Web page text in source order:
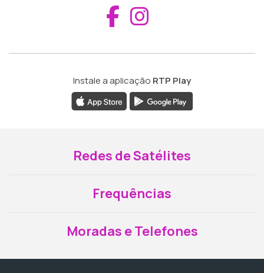
Aceder ao
Instale a aplicação RTP Play
Redes de Satélites
Frequências
Moradas e Telefones